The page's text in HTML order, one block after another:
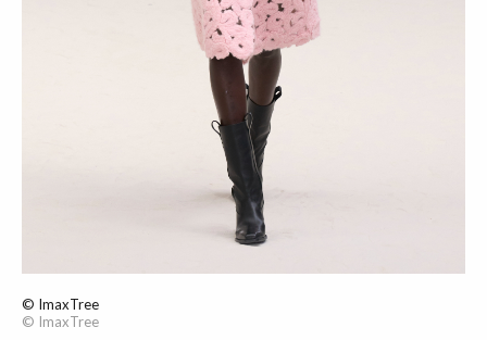
© ImaxTree
© ImaxTree